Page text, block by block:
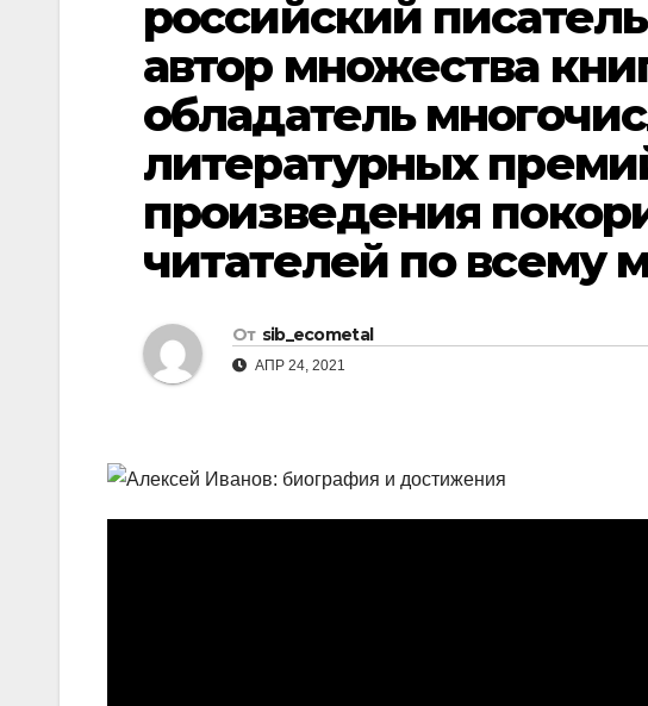
российский
автор множества
обладатель
литературных
произведения
читателей по всему
От sib_ecometal
АПР 24, 2021